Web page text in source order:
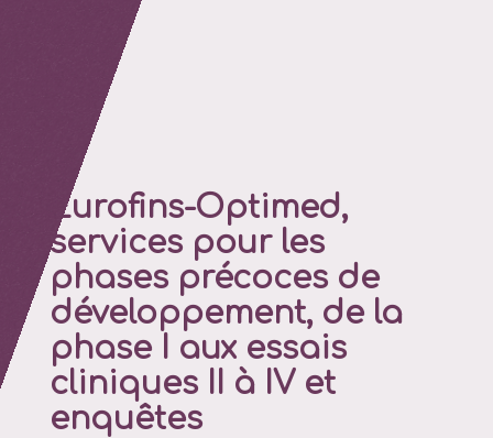
Eurofins-Optimed,
services pour les
phases précoces de
développement, de la
phase I aux essais
cliniques II à IV et
enquêtes